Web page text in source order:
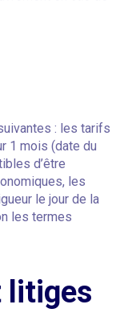
: les tarifs
1 mois (date du
d’être
les
le jour de la
les termes
litiges